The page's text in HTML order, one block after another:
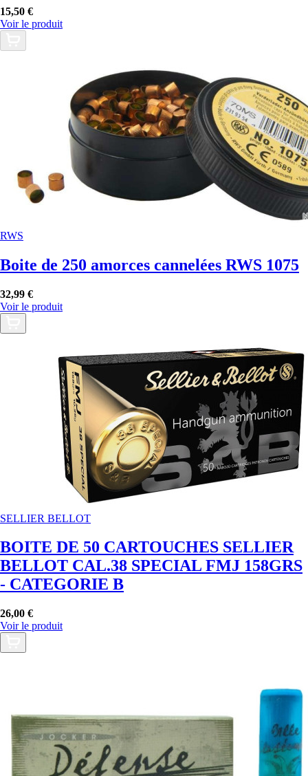
15,50 €
Voir le produit
RWS
Boite de 250 amorces cannelées RWS 1075
32,99 €
Voir le produit
SELLIER BELLOT
BOITE DE 50 CARTOUCHES SELLIER
BELLOT CAL.38 SPECIAL FMJ 158GRS
- CATEGORIE B
26,00 €
Voir le produit